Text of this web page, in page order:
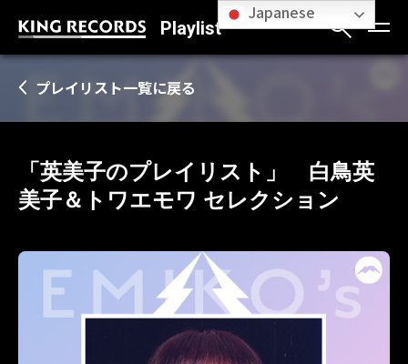
Playlist
プレイリスト一覧に戻る
「英美子のプレイリスト」 白鳥英
美子＆トワエモワ セレクション
Japanese